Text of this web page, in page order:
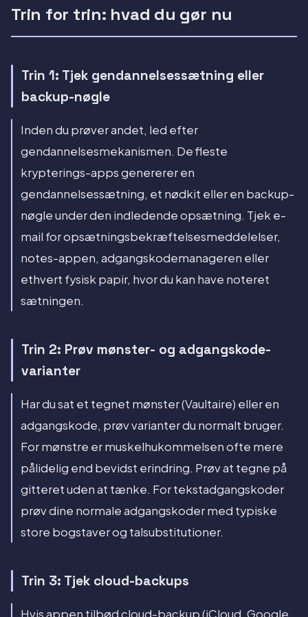
Trin for trin: hvad du gør nu
Trin 1: Tjek gendannelsessætning eller
backup-nøgle
Inden du prøver andet, led efter
gendannelsesmekanismen. De fleste
krypterings-apps genererer en
gendannelsessætning, et nødkit eller en backup-
nøgle under den indledende opsætning. Tjek e-
mail for opsætningsbekræftelsesmeddelelser,
notes-appen, adgangskodemanageren eller
ethvert fysisk papir, hvor du kan have noteret
sætningen.
Trin 2: Prøv mønster- og adgangskode-
varianter
Har du sat et tegnet mønster (Vaultaire) eller en
adgangskode, prøv varianter du normalt bruger.
For mønstre er muskelhukommelsen ofte mere
pålidelig end bevidst erindring. Prøv at tegne på
gitteret uden at tænke. For tekstadgangskoder
prøv dine normale adgangskoder med typiske
store bogstaver og talsubstitutioner.
Trin 3: Tjek cloud-backups
Hvis appen tilbød cloud-backup (iCloud, Google